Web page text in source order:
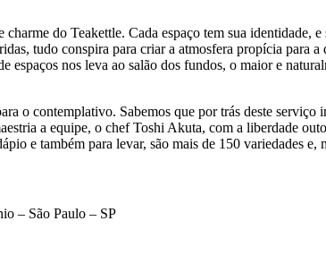
do Teakettle. Cada espaço tem sua identidade,
tudo conspira para criar a atmosfera propícia para
espaços nos leva ao salão dos fundos, o maior e
o contemplativo. Sabemos que por trás deste
a equipe, o chef Toshi Akuta, com a liberdade
e também para levar, são mais de 150 variedades
– São Paulo – SP